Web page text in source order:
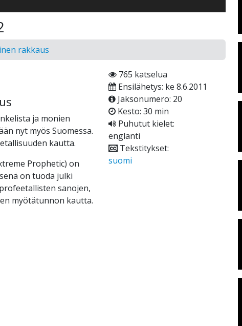
rakkaus
ja monien
nyt myös Suomessa.
kautta.
Prophetic) on
on tuoda julki
sanojen,
myötätunnon kautta.
765 katselua
Ensilähetys: ke 8.6.2011
Jaksonumero: 20
Kesto: 30 min
Puhutut kielet:
englanti
Tekstitykset:
suomi